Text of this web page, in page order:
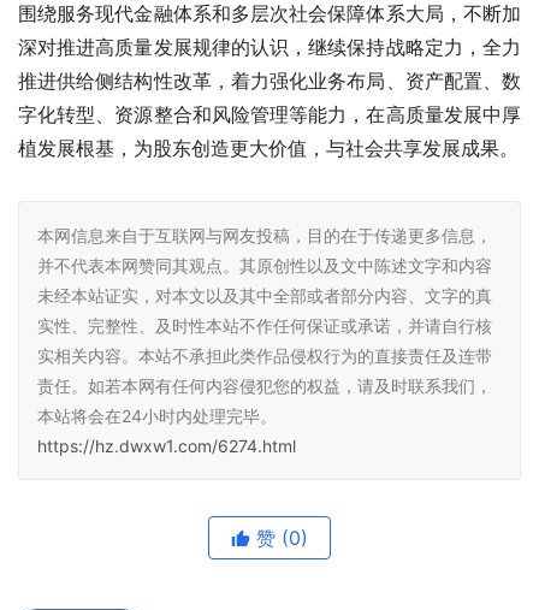
围绕服务现代金融体系和多层次社会保障体系大局，不断加
深对推进高质量发展规律的认识，继续保持战略定力，全力
推进供给侧结构性改革，着力强化业务布局、资产配置、数
字化转型、资源整合和风险管理等能力，在高质量发展中厚
植发展根基，为股东创造更大价值，与社会共享发展成果。
本网信息来自于互联网与网友投稿，目的在于传递更多信息，
并不代表本网赞同其观点。其原创性以及文中陈述文字和内容
未经本站证实，对本文以及其中全部或者部分内容、文字的真
实性、完整性、及时性本站不作任何保证或承诺，并请自行核
实相关内容。本站不承担此类作品侵权行为的直接责任及连带
责任。如若本网有任何内容侵犯您的权益，请及时联系我们，
本站将会在24小时内处理完毕。
https://hz.dwxw1.com/6274.html
赞 (0)